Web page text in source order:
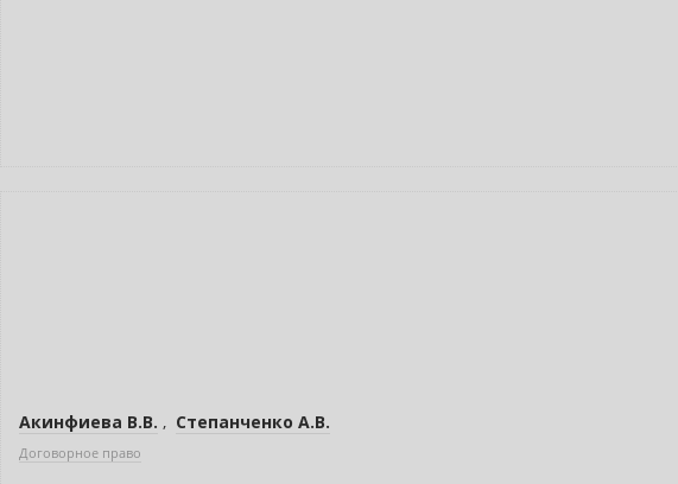
Акинфиева В.В. , Степанченко А.В.
Договорное право